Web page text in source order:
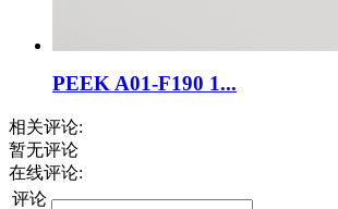
PEEK A01-F190 1...
相关评论:
暂无评论
在线评论:
评论